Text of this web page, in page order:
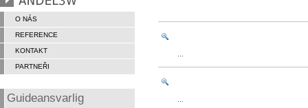
O NÁS
REFERENCE
KONTAKT
PARTNEŘI
Guideansvarlig